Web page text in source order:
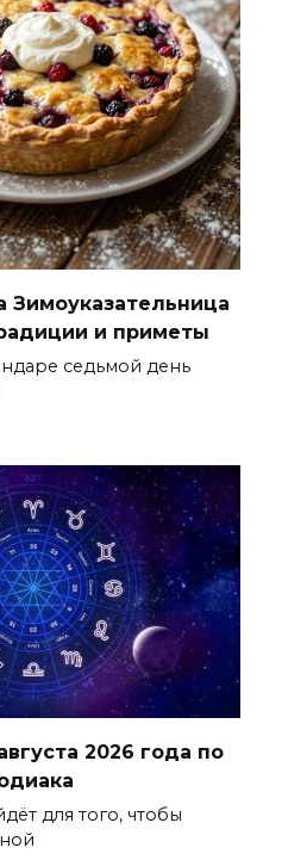
Зимоуказательница
и приметы
седьмой день
2026 года по
для того, чтобы